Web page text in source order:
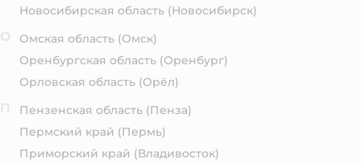
Новосибирская область (Новосибирск)
Омская область (Омск)
Оренбургская область (Оренбург)
Орловская область (Орёл)
Пензенская область (Пенза)
Пермский край (Пермь)
Приморский край (Владивосток)